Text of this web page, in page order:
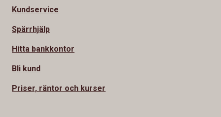
Kundservice
Spärrhjälp
Hitta bankkontor
Bli kund
Priser, räntor och kurser